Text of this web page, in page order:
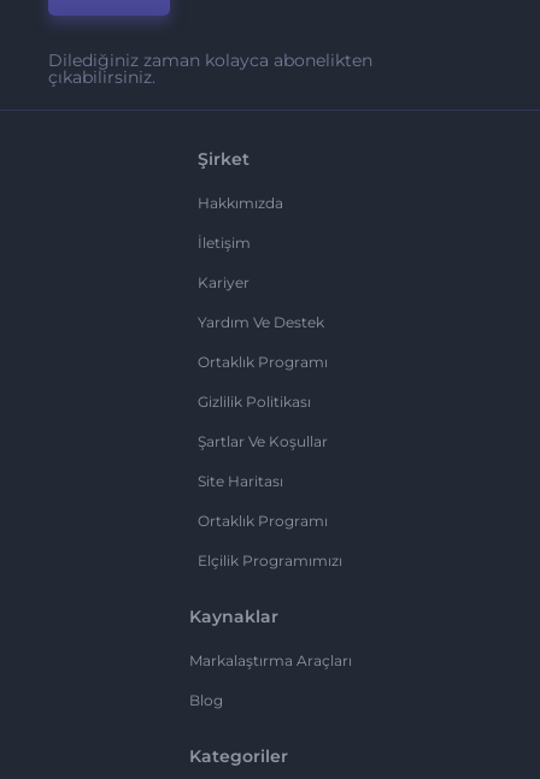
Dilediğiniz zaman kolayca abonelikten
çıkabilirsiniz.
Şirket
Hakkımızda
İletişim
Kariyer
Yardım Ve Destek
Ortaklık Programı
Gizlilik Politikası
Şartlar Ve Koşullar
Site Haritası
Ortaklık Programı
Elçilik Programımızı
Kaynaklar
Markalaştırma Araçları
Blog
Kategoriler